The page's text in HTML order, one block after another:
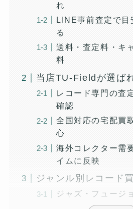
れ
LINE事前査定で目
る
送料・査定料・キ
料
当店TU-Fieldが選ば
レコード専門の査
確認
全国対応の宅配買
心
海外コレクター需
イムに反映
ジャンル別レコード
ジャズ・フュージ